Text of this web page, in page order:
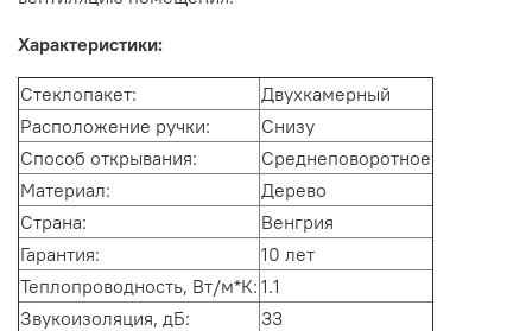
Характеристики:
Стеклопакет:
Двухкамерный
Расположение ручки:
Снизу
Способ открывания:
Среднеповоротное
Материал:
Дерево
Страна:
Венгрия
Гарантия:
10 лет
Теплопроводность, Вт/м*К: 1.1
Звукоизоляция, дБ:
33